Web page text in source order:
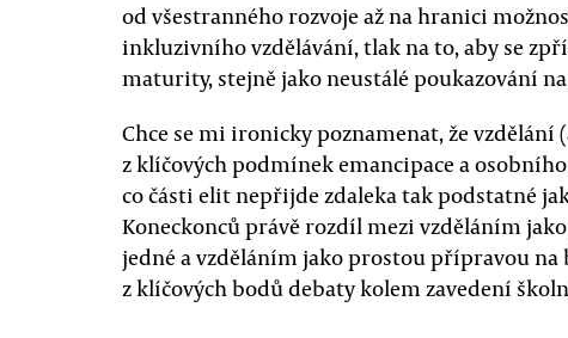
od všestranného rozvoje až na hranici
inkluzivního vzdělávání, tlak na to, aby se
maturity, stejně jako neustálé poukazování
Chce se mi ironicky poznamenat, že
z klíčových podmínek emancipace a
co části elit nepřijde zdaleka tak podstatné
Koneckonců právě rozdíl mezi vzděláním
jedné a vzděláním jako prostou přípravou
z klíčových bodů debaty kolem zavedení